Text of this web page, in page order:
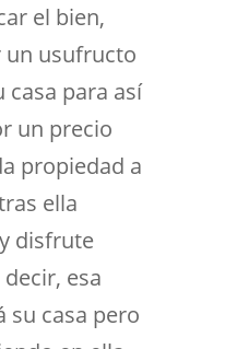
el bien,
usufructo
casa para así
un precio
propiedad a
ella
disfrute
esa
su casa pero